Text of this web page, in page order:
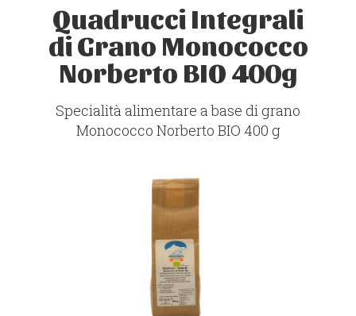
Quadrucci Integrali
di Grano Monococco
Norberto BIO 400g
Specialità alimentare a base di grano
Monococco Norberto BIO 400 g